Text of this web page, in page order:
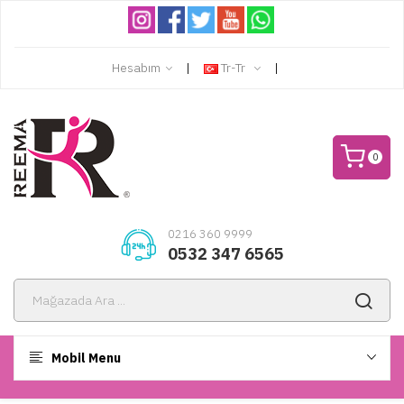
Hesabım Tr-Tr
0
0216 360 9999
0532 347 6565
Mobil Menu